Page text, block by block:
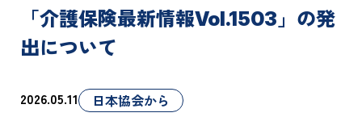
「介護保険最新情報Vol.1503」の発
出について
2026.05.11 日本協会から